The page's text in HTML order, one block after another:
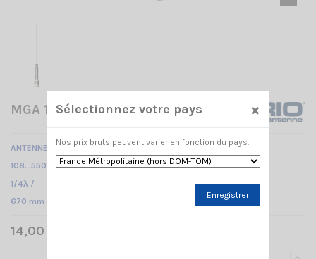
MGA 108-550 PL SIRIO
ANTENNE MOBILE
108…550 MHz réglable /
1/4λ /
670 mm
14,00 € TTC
Sélectionnez votre pays ×
Nos prix bruts peuvent varier en fonction du pays.
Enregistrer